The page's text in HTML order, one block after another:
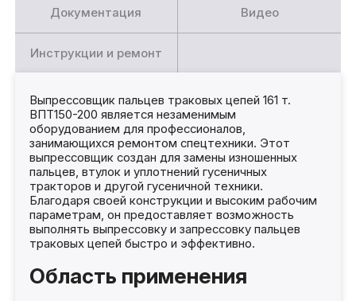
Документация Видео
Инструкции и ремонт
Выпрессовщик пальцев траковых цепей 161 т.
ВПТ150-200 является незаменимым
оборудованием для профессионалов,
занимающихся ремонтом спецтехники. Этот
выпрессовщик создан для замены изношенных
пальцев, втулок и уплотнений гусеничных
тракторов и другой гусеничной техники.
Благодаря своей конструкции и высоким рабочим
параметрам, он предоставляет возможность
выполнять выпрессовку и запрессовку пальцев
траковых цепей быстро и эффективно.
Область применения